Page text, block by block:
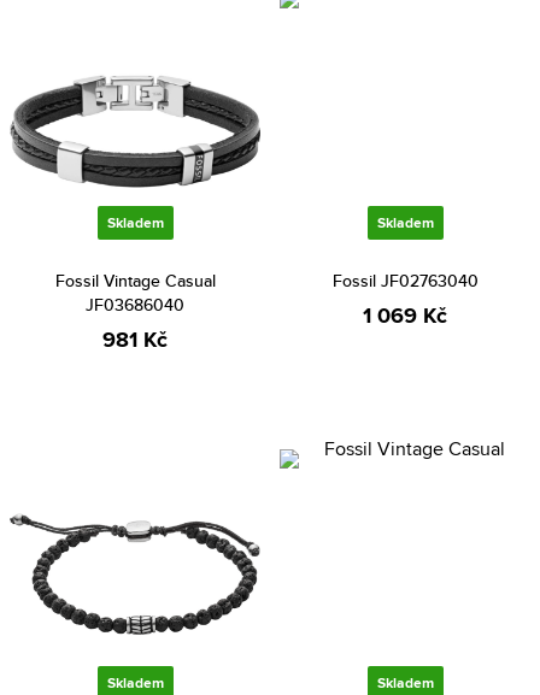
Skladem
Fossil Vintage Casual
JF03686040
981 Kč
Skladem
Fossil JF02763040
1 069 Kč
Skladem Skladem